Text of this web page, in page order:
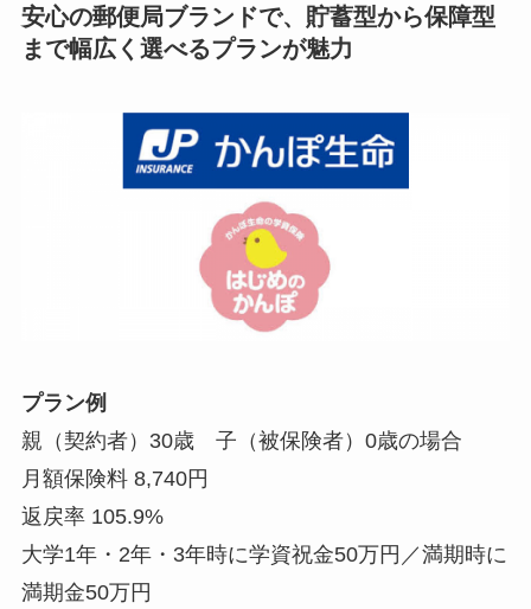
安心の郵便局ブランドで、貯蓄型から保障型
まで幅広く選べるプランが魅力
プラン例
親（契約者）30歳 子（被保険者）0歳の場合
月額保険料 8,740円
返戻率 105.9%
大学1年・2年・3年時に学資祝金50万円／満期時に
満期金50万円